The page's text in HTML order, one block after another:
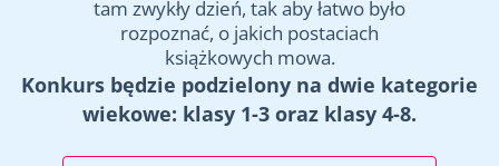
tam zwykły dzień, tak aby łatwo było
rozpoznać, o jakich postaciach
książkowych mowa.
Konkurs będzie podzielony na dwie kategorie
wiekowe: klasy 1-3 oraz klasy 4-8.